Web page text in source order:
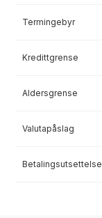
Termingebyr
Kredittgrense
Aldersgrense
Valutapåslag
Betalingsutsettelse